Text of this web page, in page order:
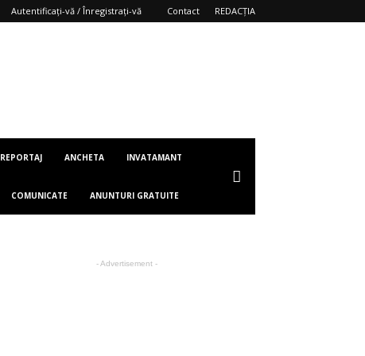
Autentificați-vă / Înregistrați-vă Contact REDACȚIA
REPORTAJ ANCHETA INVATAMANT
COMUNICATE ANUNTURI GRATUITE
- Advertisement -